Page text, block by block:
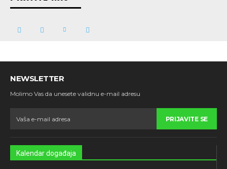
NEWSLETTER
Molimo Vas da unesete validnu e-mail adresu
PRIJAVITE SE
Kalendar događaja